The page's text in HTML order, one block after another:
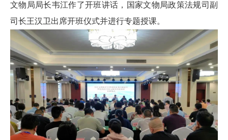
文物局局长韦江作了开班讲话，国家文物局政策法规司副
司长王汉卫出席开班仪式并进行专题授课。